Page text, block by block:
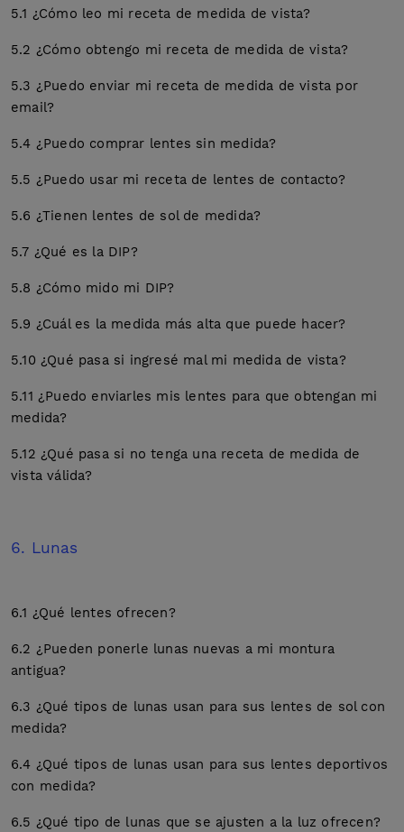
5.1 ¿Cómo leo mi receta de medida de vista?
5.2 ¿Cómo obtengo mi receta de medida de vista?
5.3 ¿Puedo enviar mi receta de medida de vista por
email?
5.4 ¿Puedo comprar lentes sin medida?
5.5 ¿Puedo usar mi receta de lentes de contacto?
5.6 ¿Tienen lentes de sol de medida?
5.7 ¿Qué es la DIP?
5.8 ¿Cómo mido mi DIP?
5.9 ¿Cuál es la medida más alta que puede hacer?
5.10 ¿Qué pasa si ingresé mal mi medida de vista?
5.11 ¿Puedo enviarles mis lentes para que obtengan mi
medida?
5.12 ¿Qué pasa si no tenga una receta de medida de
vista válida?
6. Lunas
6.1 ¿Qué lentes ofrecen?
6.2 ¿Pueden ponerle lunas nuevas a mi montura
antigua?
6.3 ¿Qué tipos de lunas usan para sus lentes de sol con
medida?
6.4 ¿Qué tipos de lunas usan para sus lentes deportivos
con medida?
6.5 ¿Qué tipo de lunas que se ajusten a la luz ofrecen?